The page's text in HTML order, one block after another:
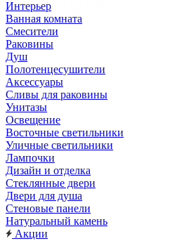
Интерьер
Ванная комната
Смесители
Раковины
Душ
Полотенцесушители
Аксессуары
Сливы для раковины
Унитазы
Освещение
Восточные светильники
Уличные светильники
Лампочки
Дизайн и отделка
Стеклянные двери
Двери для душа
Стеновые панели
Натуральный камень
Акции